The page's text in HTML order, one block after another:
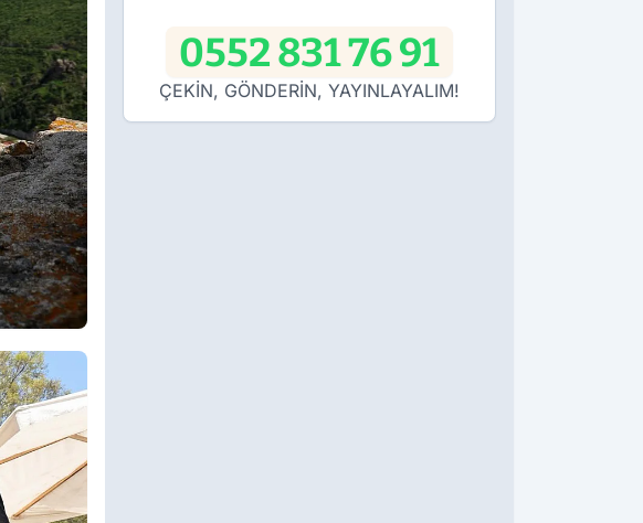
0552 831 76 91
ÇEKİN, GÖNDERİN, YAYINLAYALIM!